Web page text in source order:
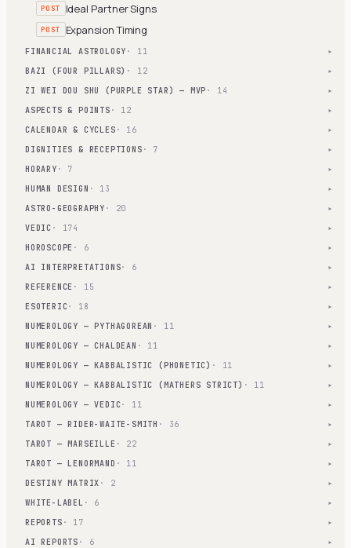
POST Ideal Partner Signs
POST Expansion Timing
FINANCIAL ASTROLOGY · 11 ▾
BAZI (FOUR PILLARS) · 12 ▾
ZI WEI DOU SHU (PURPLE STAR) — MVP · 14 ▾
ASPECTS & POINTS · 12 ▾
CALENDAR & CYCLES · 16 ▾
DIGNITIES & RECEPTIONS · 7 ▾
HORARY · 7 ▾
HUMAN DESIGN · 13 ▾
ASTRO-GEOGRAPHY · 20 ▾
VEDIC · 174 ▾
HOROSCOPE · 6 ▾
AI INTERPRETATIONS· 6 ▾
REFERENCE · 15 ▾
ESOTERIC· 18 ▾
NUMEROLOGY — PYTHAGOREAN · 11 ▾
NUMEROLOGY — CHALDEAN · 11 ▾
NUMEROLOGY — KABBALISTIC (PHONETIC) · 11 ▾
NUMEROLOGY — KABBALISTIC (MATHERS STRICT) · 11 ▾
NUMEROLOGY — VEDIC· 11 ▾
TAROT — RIDER-WAITE-SMITH · 36 ▾
TAROT — MARSEILLE · 22 ▾
TAROT — LENORMAND · 11 ▾
DESTINY MATRIX · 2 ▾
WHITE-LABEL · 6 ▾
REPORTS · 17 ▾
AI REPORTS · 6 ▾